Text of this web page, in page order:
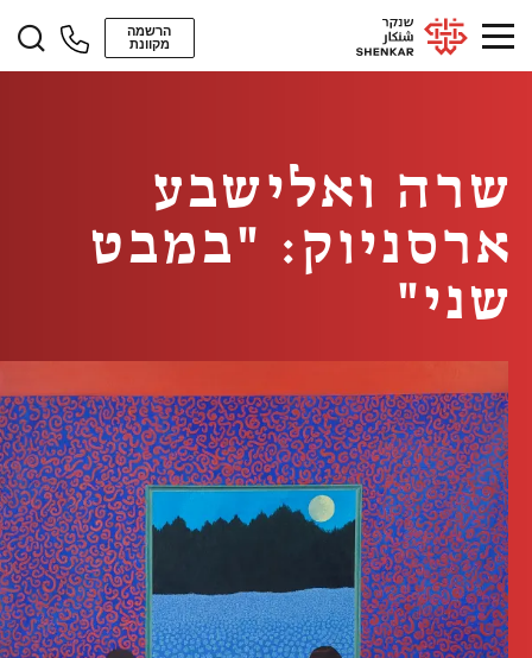
הרשמה
מקוונת
שרה ואלישבע
ארסניוק: "במבט
שני"